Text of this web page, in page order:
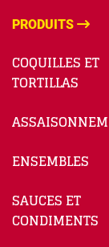
PRODUITS
COQUILLES ET
TORTILLAS
ENSEMBLES
SAUCES ET
CONDIMENTS